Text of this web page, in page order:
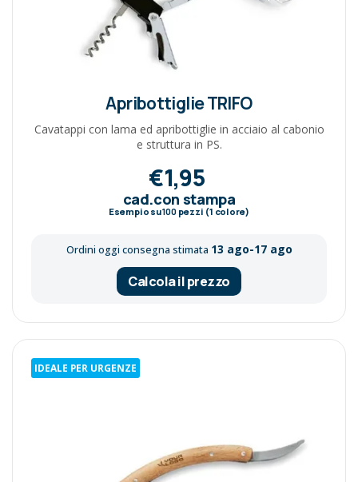
Apribottiglie TRIFO
Cavatappi con lama ed apribottiglie in acciaio al cabonio
e struttura in PS.
€1,95
cad.con stampa
Esempio su100pezzi (1 colore)
Ordini oggi consegna stimata 13 ago-17 ago
Calcola il prezzo
IDEALE PER URGENZE